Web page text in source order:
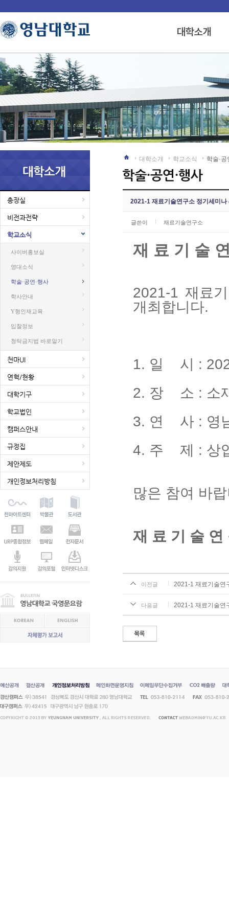
총장실
비전과전략
학교소식
사이버홍보실
영대소식
학술·공연·행사
학사안내
Y형인재교육
입찰정보
청탁금지법 바로알기
천마UI
연혁/현황
대학기구
학교법인
캠퍼스안내
규정집
제안제도
개인정보처리방침
대학소개 학교소식 학술·공
2021-1 재료기술연구소 정기세미나
글쓴이 재료기술연구소
재 료 기 술
2021-1 재료
개최합니다.
1. 일 시 :
2. 장 소 : 소
3. 연 사 : 영
4. 주 제 : 상
많은 참여 바
재 료 기 술 연
이전글 2021-1 재료기술연
다음글 2021-1 재료기술연